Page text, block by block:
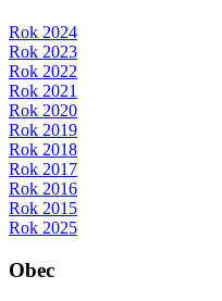
Rok 2024
Rok 2023
Rok 2022
Rok 2021
Rok 2020
Rok 2019
Rok 2018
Rok 2017
Rok 2016
Rok 2015
Rok 2025
Obec